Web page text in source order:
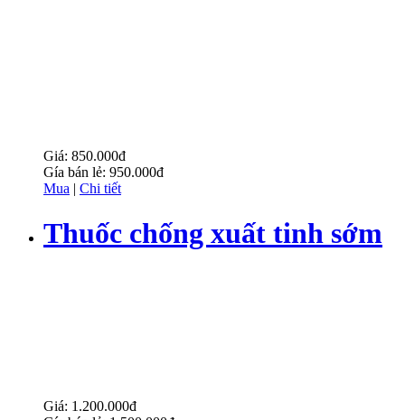
Giá: 850.000đ
Gía bán lẻ: 950.000đ
Mua | Chi tiết
Thuốc chống xuất tinh sớm
Giá: 1.200.000đ